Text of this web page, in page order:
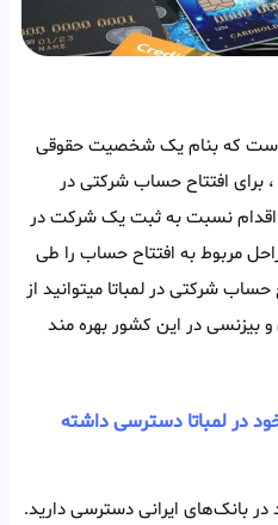
است که بنام یک شخصیت حقوقی
، برای افتتاح حساب شرکتی در
اقدام نسبت به ثبت یک شرکت در
مربوط به افتتاح حساب را طی
حساب شرکتی در لمباتا میتوانید از
بیزنسی در این کشور بهره مند
در لمباتا دسترسی داشته
بانک‌های ایرانی دسترسی دارید.